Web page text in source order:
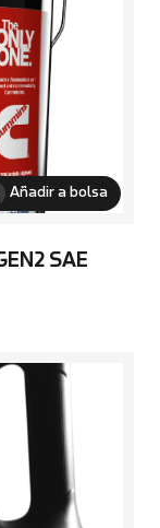
Añadir a bolsa
SAE